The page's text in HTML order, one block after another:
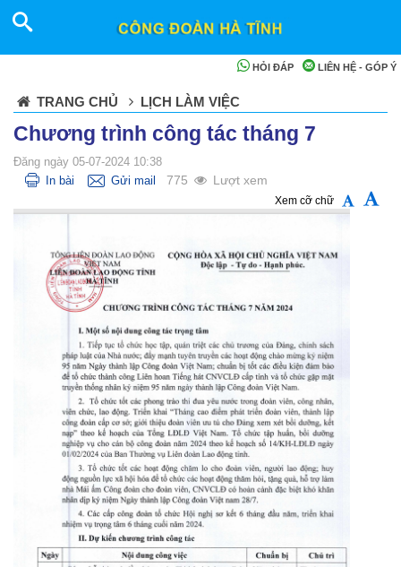
LIÊN HỆ - GÓP Ý
HỎI ĐÁP
TRANG CHỦ LỊCH LÀM VIỆC
Chương trình công tác tháng 7
Đăng ngày 05-07-2024 10:38
In bài
Gửi mail 775 Lượt xem
Xem cỡ chữ